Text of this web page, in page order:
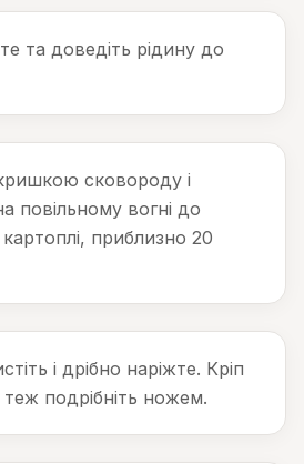
та доведіть рідину до
сковороду і
повільному вогні до
картоплі, приблизно 20
і дрібно наріжте. Кріп
подрібніть ножем.